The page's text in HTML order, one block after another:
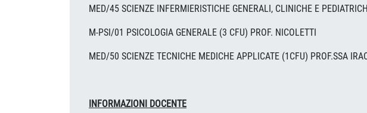
MED/45 SCIENZE INFERMIERISTICHE GENERALI, CLINICHE E
M-PSI/01 PSICOLOGIA GENERALE (3 CFU) PROF. NICOLETTI
MED/50 SCIENZE TECNICHE MEDICHE APPLICATE (1CFU) PROF.SSA
INFORMAZIONI DOCENTE